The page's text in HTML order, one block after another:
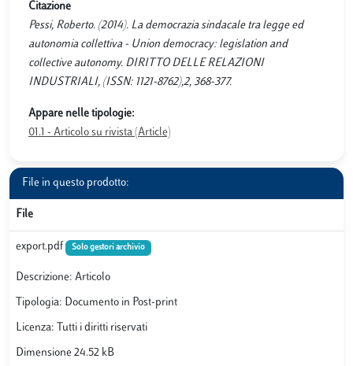
Citazione
Pessi, Roberto. (2014). La democrazia sindacale tra legge ed
autonomia collettiva - Union democracy: legislation and
collective autonomy. DIRITTO DELLE RELAZIONI
INDUSTRIALI, (ISSN: 1121-8762),2, 368-377.
Appare nelle tipologie:
01.1 - Articolo su rivista (Article)
File in questo prodotto:
File
export.pdf Solo gestori archivio
Descrizione: Articolo
Tipologia: Documento in Post-print
Licenza: Tutti i diritti riservati
Dimensione 24.52 kB